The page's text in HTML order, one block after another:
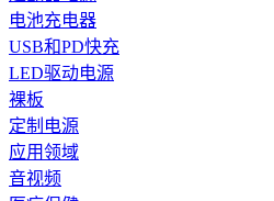
电池充电器
USB和PD快充
LED驱动电源
裸板
定制电源
应用领域
音视频